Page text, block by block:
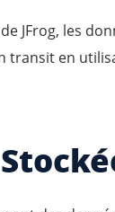
JFrog, les
transit en